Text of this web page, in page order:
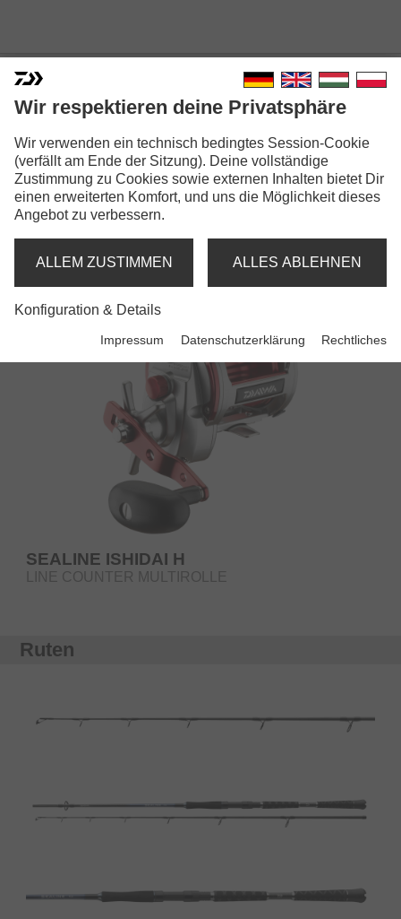
SEALINE
Rollen
SEALINE ISHIDAI H
LINE COUNTER MULTIROLLE
Ruten
Wir respektieren deine Privatsphäre
Wir verwenden ein technisch bedingtes Session-Cookie
(verfällt am Ende der Sitzung). Deine vollständige
Zustimmung zu Cookies sowie externen Inhalten bietet Dir
einen erweiterten Komfort, und uns die Möglichkeit dieses
Angebot zu verbessern.
ALLEM ZUSTIMMEN ALLES ABLEHNEN
Konfiguration & Details
Impressum Datenschutzerklärung Rechtliches